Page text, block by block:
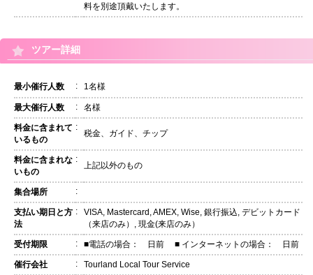
料を別途頂戴いたします。
ツアー詳細
最小催行人数 : 1名様
最大催行人数 : 名様
料金に含まれて
いるもの
:
税金、ガイド、チップ
料金に含まれな
いもの
:
上記以外のもの
集合場所 :
支払い期日と方
法
:
VISA, Mastercard, AMEX, Wise, 銀行振込, デビットカード
（来店のみ）, 現金(来店のみ）
受付期限 : ■電話の場合： 日前 ■ インターネットの場合： 日前
催行会社 : Tourland Local Tour Service